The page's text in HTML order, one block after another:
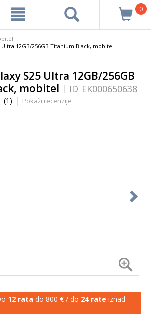
0
Ultra 12GB/256GB Titanium Black, mobitel
S25 Ultra 12GB/256GB
mobitel
ID EK000650638
(1) Pokaži recenzije
12 rata do 800 € / do 24 rate iznad